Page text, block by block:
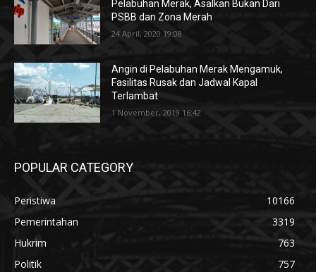
Pelabuhan Merak, Asalkan Bukan Dari
PSBB dan Zona Merah
24 April, 2020 19:08
Angin di Pelabuhan Merak Mengamuk,
Fasilitas Rusak dan Jadwal Kapal
Terlambat
1 November, 2019 16:42
POPULAR CATEGORY
Peristiwa
10166
Pemerintahan
3319
Hukrim
763
Politik
757